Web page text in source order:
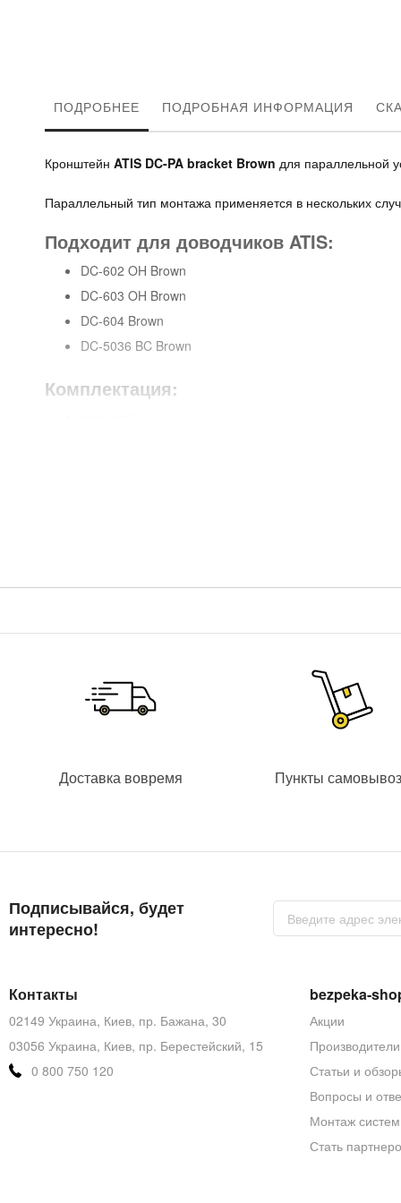
ПОДРОБНЕЕ ПОДРОБНАЯ ИНФОРМАЦИЯ
Кронштейн ATIS DC-PA bracket Brown для параллельной
Параллельный тип монтажа применяется в нескольких
Подходит для доводчиков ATIS:
DC-602 OH Brown
DC-603 OH Brown
DC-604 Brown
DC-5036 BC Brown
Комплектация:
Доставка вовремя Пункты
Подписывайся, будет
интересно!
Sign
for
Контакты
02149 Украина, Киев, пр. Бажана, 30
03056 Украина, Киев, пр. Берестейский, 15
0 800 750 120
bezpeka-
Акции
Производители
Статьи и
Вопросы и
Монтаж
Стать